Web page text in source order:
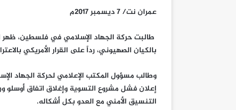
عمران نت/ 7 ديسمبر 2017م
طالبت حركة الجهاد الإسلامي في فلسطين، ظهر
بالكيان الصهيوني، رداً على القرار الأمريكي
وطالب مسؤول المكتب الإعلامي لحركة الجهاد
إعلان فشل مشروع التسوية وإغلاق اتفاق
التنسيق الأمني مع العدو بكل أشكاله.